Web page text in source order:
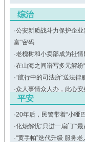
综治
·公安新质战斗力保护企
富”密码
·老槐树和小卖部成为社情
·在山海之间谱写多元解纷
·“航行中的司法所”送法律
·众人事情众人办，此心安
平安
·20年后，民警带着“小哑
·化烦解忧“只进一扇门”“
·“黄手帕”迭代升级 服务